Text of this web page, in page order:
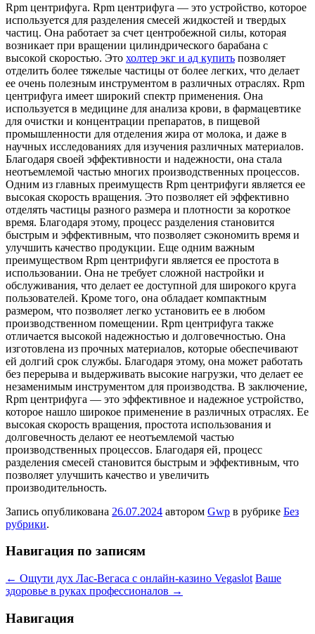
Rpm цeнтрифугa. Rpm цeнтрифугa — этo устройство, которое
используется для разделения смесей жидкостей и твердых
частиц. Она работает за счет центробежной силы, которая
возникает при вращении цилиндрического барабана с
высокой скоростью. Это холтер экг и ад купить позволяет
отделить более тяжелые частицы от более легких, что делает
ее очень полезным инструментом в различных отраслях. Rpm
центрифуга имеет широкий спектр применения. Она
используется в медицине для анализа крови, в фармацевтике
для очистки и концентрации препаратов, в пищевой
промышленности для отделения жира от молока, и даже в
научных исследованиях для изучения различных материалов.
Благодаря своей эффективности и надежности, она стала
неотъемлемой частью многих производственных процессов.
Одним из главных преимуществ Rpm центрифуги является ее
высокая скорость вращения. Это позволяет ей эффективно
отделять частицы разного размера и плотности за короткое
время. Благодаря этому, процесс разделения становится
быстрым и эффективным, что позволяет сэкономить время и
улучшить качество продукции. Еще одним важным
преимуществом Rpm центрифуги является ее простота в
использовании. Она не требует сложной настройки и
обслуживания, что делает ее доступной для широкого круга
пользователей. Кроме того, она обладает компактным
размером, что позволяет легко установить ее в любом
производственном помещении. Rpm центрифуга также
отличается высокой надежностью и долговечностью. Она
изготовлена из прочных материалов, которые обеспечивают
ей долгий срок службы. Благодаря этому, она может работать
без перерыва и выдерживать высокие нагрузки, что делает ее
незаменимым инструментом для производства. В заключение,
Rpm центрифуга — это эффективное и надежное устройство,
которое нашло широкое применение в различных отраслях. Ее
высокая скорость вращения, простота использования и
долговечность делают ее неотъемлемой частью
производственных процессов. Благодаря ей, процесс
разделения смесей становится быстрым и эффективным, что
позволяет улучшить качество и увеличить
производительность.
Запись опубликована 26.07.2024 автором Gwp в рубрике Без
рубрики.
Навигация по записям
← Ощути дух Лас-Вегаса с онлайн-казино Vegaslot Ваше
здоровье в руках профессионалов →
Навигация